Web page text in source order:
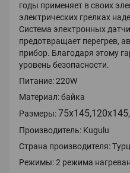
годы применяет в своих
электрических грелках
Система электронных
предотвращает перегрев,
прибор. Благодаря этому
уровень безопасности.
Питание: 220W
Материал: байка
Размеры:
Производитель: Kugulu
Страна производителя:
Режимы: 2 режима